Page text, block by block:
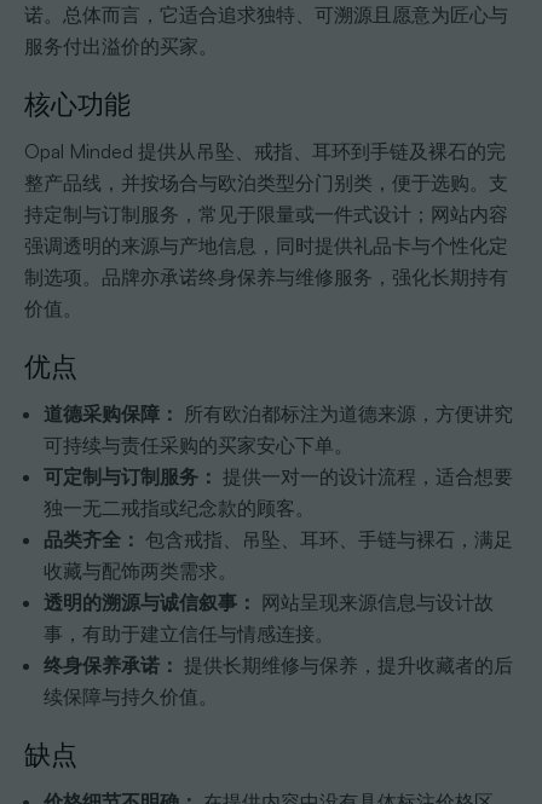
诺。总体而言，它适合追求独特、可溯源且愿意为匠心与
服务付出溢价的买家。
核心功能
Opal Minded 提供从吊坠、戒指、耳环到手链及裸石的完
整产品线，并按场合与欧泊类型分门别类，便于选购。支
持定制与订制服务，常见于限量或一件式设计；网站内容
强调透明的来源与产地信息，同时提供礼品卡与个性化定
制选项。品牌亦承诺终身保养与维修服务，强化长期持有
价值。
优点
道德采购保障： 所有欧泊都标注为道德来源，方便讲究
可持续与责任采购的买家安心下单。
可定制与订制服务： 提供一对一的设计流程，适合想要
独一无二戒指或纪念款的顾客。
品类齐全： 包含戒指、吊坠、耳环、手链与裸石，满足
收藏与配饰两类需求。
透明的溯源与诚信叙事： 网站呈现来源信息与设计故
事，有助于建立信任与情感连接。
终身保养承诺： 提供长期维修与保养，提升收藏者的后
续保障与持久价值。
缺点